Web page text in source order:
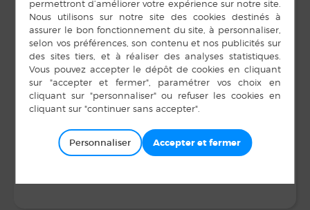
7 septembre 2024
10 h 00 min à 12 h 00
min
LIEU
Ecole Jacques Prévert
Téléphone
02 99 76 30 26
Voir le site Organisateur
Forum des
associations
Exposition d’appareils
photographiques à la
Personnaliser